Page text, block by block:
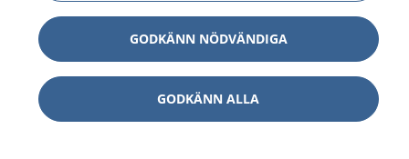
GODKÄNN NÖDVÄNDIGA
GODKÄNN ALLA